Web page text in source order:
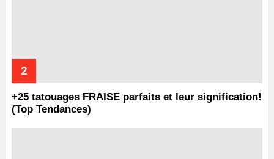
+25 tatouages ​​FRAISE parfaits et leur signification!
(Top Tendances)